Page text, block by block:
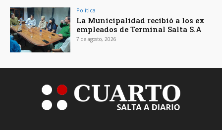
Política
La Municipalidad recibió a los ex
empleados de Terminal Salta S.A
7 de agosto, 2026